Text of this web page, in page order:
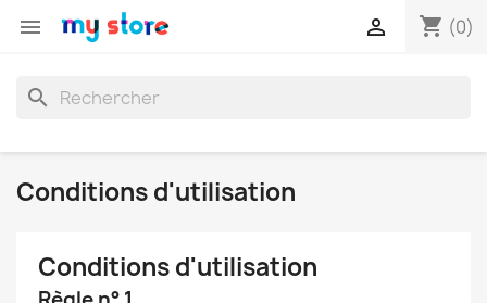
 shopping_cart (0)

search
Conditions d'utilisation
Conditions d'utilisation